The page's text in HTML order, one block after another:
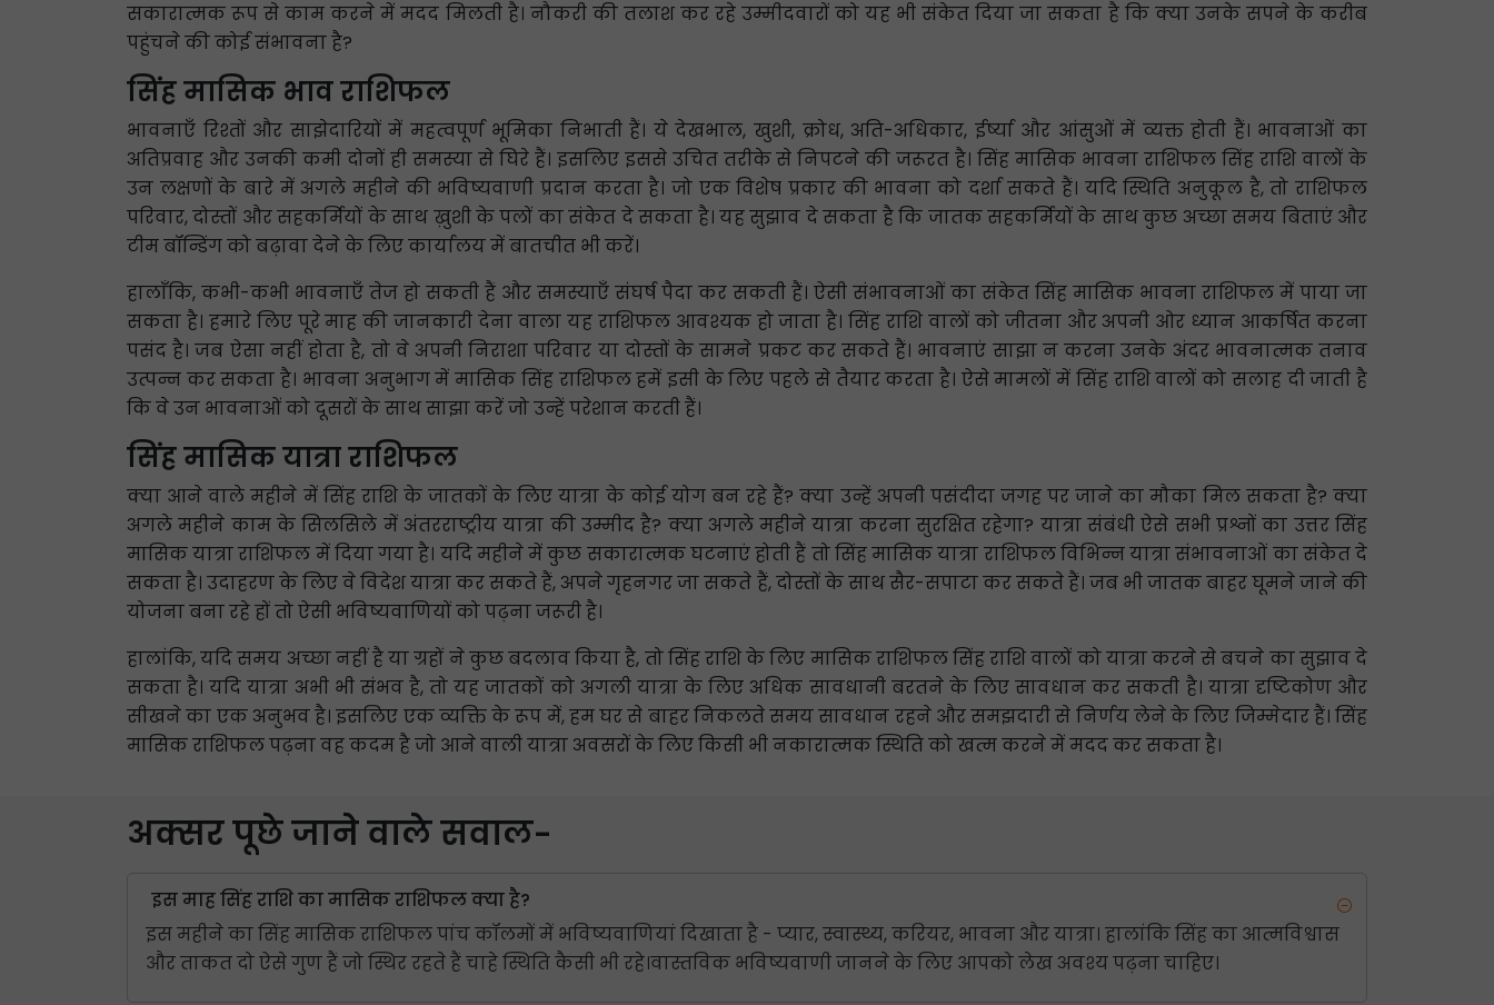
सकारात्मक रूप से काम करने में मदद मिलती है। नौकरी की तलाश कर रहे उम्मीदवारों को यह भी संकेत दिया जा सकता है कि क्या उनके सपने के करीब
पहुंचने की कोई संभावना है?
सिंह मासिक भाव राशिफल
भावनाएँ रिश्तों और साझेदारियों में महत्वपूर्ण भूमिका निभाती हैं। ये देखभाल, खुशी, क्रोध, अति-अधिकार, ईर्ष्या और आंसुओं में व्यक्त होती हैं। भावनाओं का
अतिप्रवाह और उनकी कमी दोनों ही समस्या से घिरे हैं। इसलिए इससे उचित तरीके से निपटने की जरूरत है। सिंह मासिक भावना राशिफल सिंह राशि वालों के
उन लक्षणों के बारे में अगले महीने की भविष्यवाणी प्रदान करता है। जो एक विशेष प्रकार की भावना को दर्शा सकते हैं। यदि स्थिति अनुकूल है, तो राशिफल
परिवार, दोस्तों और सहकर्मियों के साथ ख़ुशी के पलों का संकेत दे सकता है। यह सुझाव दे सकता है कि जातक सहकर्मियों के साथ कुछ अच्छा समय बिताएं और
टीम बॉन्डिंग को बढ़ावा देने के लिए कार्यालय में बातचीत भी करें।
हालाँकि, कभी-कभी भावनाएँ तेज हो सकती हैं और समस्याएँ संघर्ष पैदा कर सकती हैं। ऐसी संभावनाओं का संकेत सिंह मासिक भावना राशिफल में पाया जा
सकता है। हमारे लिए पूरे माह की जानकारी देना वाला यह राशिफल आवश्यक हो जाता है। सिंह राशि वालों को जीतना और अपनी ओर ध्यान आकर्षित करना
पसंद है। जब ऐसा नहीं होता है, तो वे अपनी निराशा परिवार या दोस्तों के सामने प्रकट कर सकते हैं। भावनाएं साझा न करना उनके अंदर भावनात्मक तनाव
उत्पन्न कर सकता है। भावना अनुभाग में मासिक सिंह राशिफल हमें इसी के लिए पहले से तैयार करता है। ऐसे मामलों में सिंह राशि वालों को सलाह दी जाती है
कि वे उन भावनाओं को दूसरों के साथ साझा करें जो उन्हें परेशान करती हैं।
सिंह मासिक यात्रा राशिफल
क्या आने वाले महीने में सिंह राशि के जातकों के लिए यात्रा के कोई योग बन रहे हैं? क्या उन्हें अपनी पसंदीदा जगह पर जाने का मौका मिल सकता है? क्या
अगले महीने काम के सिलसिले में अंतरराष्ट्रीय यात्रा की उम्मीद है? क्या अगले महीने यात्रा करना सुरक्षित रहेगा? यात्रा संबंधी ऐसे सभी प्रश्नों का उत्तर सिंह
मासिक यात्रा राशिफल में दिया गया है। यदि महीने में कुछ सकारात्मक घटनाएं होती हैं तो सिंह मासिक यात्रा राशिफल विभिन्न यात्रा संभावनाओं का संकेत दे
सकता है। उदाहरण के लिए वे विदेश यात्रा कर सकते हैं, अपने गृहनगर जा सकते हैं, दोस्तों के साथ सैर-सपाटा कर सकते हैं। जब भी जातक बाहर घूमने जाने की
योजना बना रहे हों तो ऐसी भविष्यवाणियों को पढ़ना जरूरी है।
हालांकि, यदि समय अच्छा नहीं है या ग्रहों ने कुछ बदलाव किया है, तो सिंह राशि के लिए मासिक राशिफल सिंह राशि वालों को यात्रा करने से बचने का सुझाव दे
सकता है। यदि यात्रा अभी भी संभव है, तो यह जातकों को अगली यात्रा के लिए अधिक सावधानी बरतने के लिए सावधान कर सकती है। यात्रा दृष्टिकोण और
सीखने का एक अनुभव है। इसलिए एक व्यक्ति के रूप में, हम घर से बाहर निकलते समय सावधान रहने और समझदारी से निर्णय लेने के लिए जिम्मेदार हैं। सिंह
मासिक राशिफल पढ़ना वह कदम है जो आने वाली यात्रा अवसरों के लिए किसी भी नकारात्मक स्थिति को खत्म करने में मदद कर सकता है।
अक्सर पूछे जाने वाले सवाल-
इस माह सिंह राशि का मासिक राशिफल क्या है?
इस महीने का सिंह मासिक राशिफल पांच कॉलमों में भविष्यवाणियां दिखाता है - प्यार, स्वास्थ्य, करियर, भावना और यात्रा। हालांकि सिंह का आत्मविश्वास
और ताकत दो ऐसे गुण हैं जो स्थिर रहते हैं चाहे स्थिति कैसी भी रहे।वास्तविक भविष्यवाणी जानने के लिए आपको लेख अवश्य पढ़ना चाहिए।